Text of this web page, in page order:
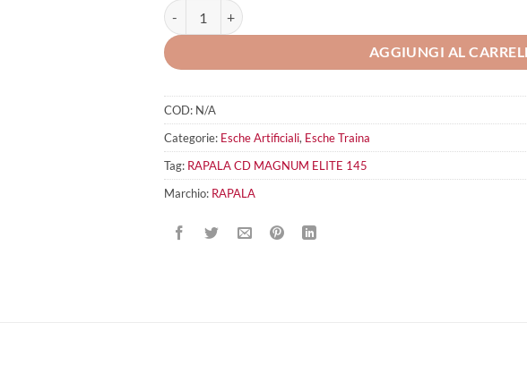
RAPALA CD MAGNUM ELITE 145 quantità
AGGIUNGI AL
COD: N/A
Categorie: Esche Artificiali, Esche Traina
Tag: RAPALA CD MAGNUM ELITE 145
Marchio: RAPALA